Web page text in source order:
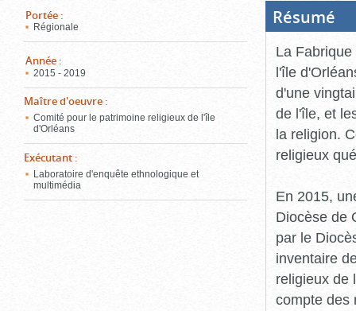
Portée :
Régionale
Année :
2015 - 2019
Maître d'oeuvre :
Comité pour le patrimoine religieux de l'île
d'Orléans
Exécutant :
Laboratoire d'enquête ethnologique et
multimédia
Résumé
La
l'île
d'une
de l'île, et
la religion.
religieux
En 2015,
Diocèse de
par le
inventaire
religieux de
compte des